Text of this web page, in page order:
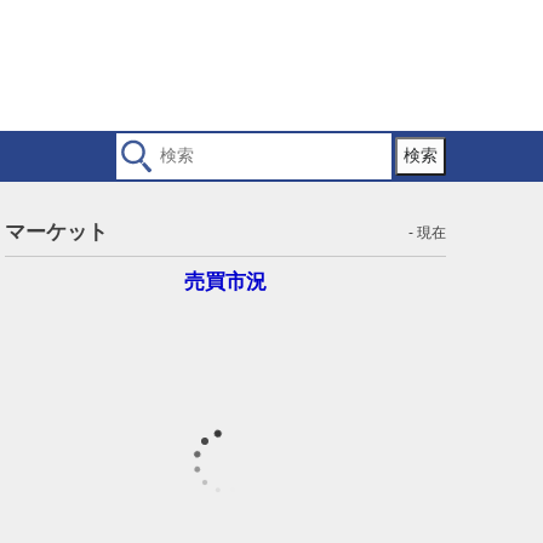
検索
マーケット - 現在
売買市況